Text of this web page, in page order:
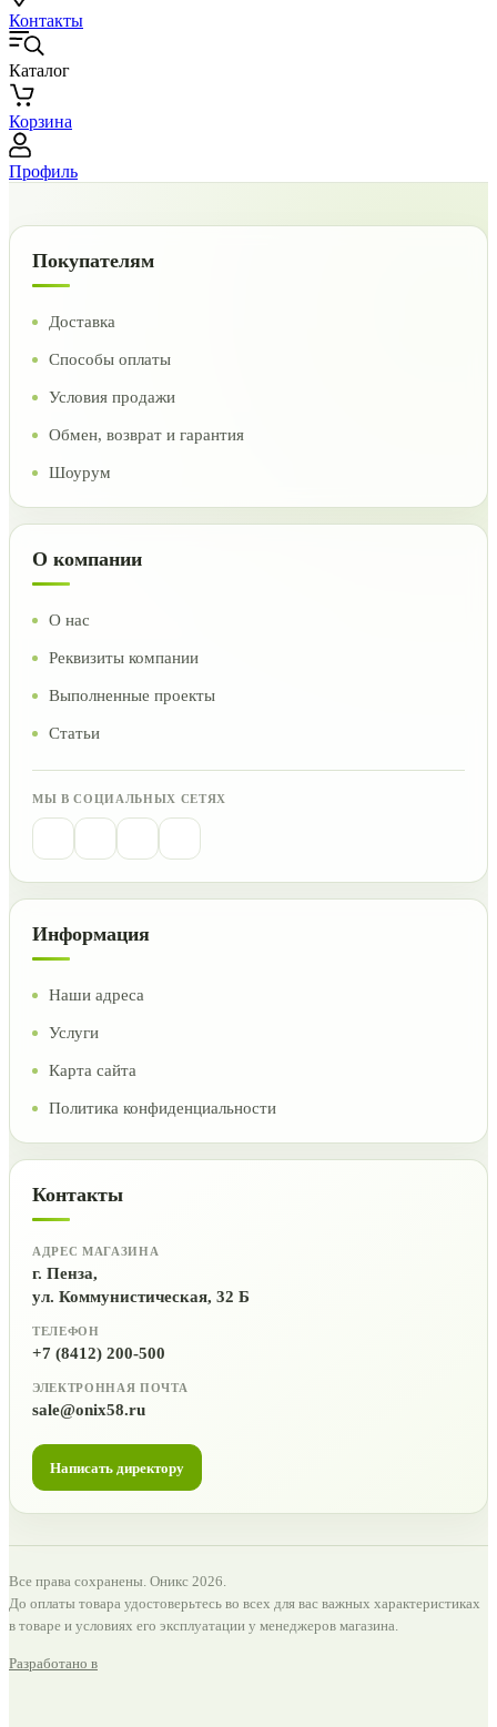
Контакты
Каталог
Корзина
Профиль
Покупателям
Доставка
Способы оплаты
Условия продажи
Обмен, возврат и гарантия
Шоурум
О компании
О нас
Реквизиты компании
Выполненные проекты
Статьи
МЫ В СОЦИАЛЬНЫХ СЕТЯХ
Информация
Наши адреса
Услуги
Карта сайта
Политика конфиденциальности
Контакты
АДРЕС МАГАЗИНА
г. Пенза,
ул. Коммунистическая, 32 Б
ТЕЛЕФОН
+7 (8412) 200-500
ЭЛЕКТРОННАЯ ПОЧТА
sale@onix58.ru
Написать директору
Все права сохранены. Оникс 2026.
До оплаты товара удостоверьтесь во всех для вас важных характеристиках
в товаре и условиях его эксплуатации у менеджеров магазина.
Разработано в